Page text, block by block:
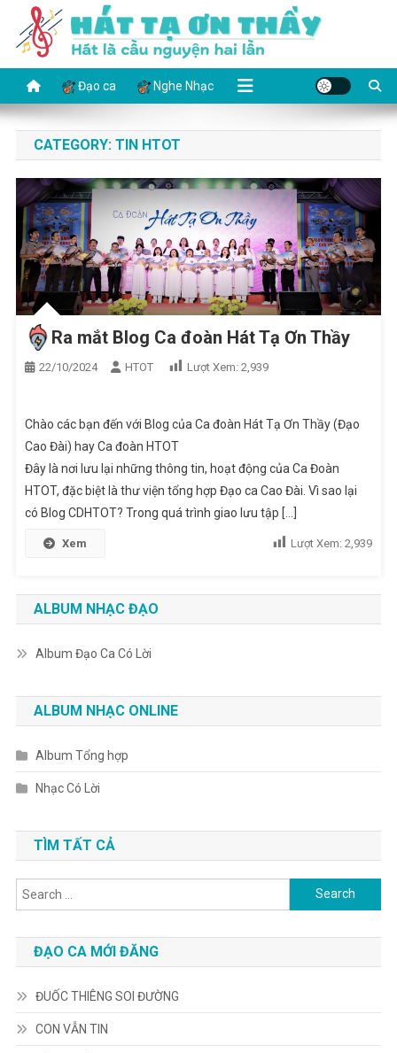
content
HÁT TẠ ƠN THẦY
Hát là cầu nguyện hai lần
Đạo ca
Nghe Nhạc
CATEGORY: TIN HTOT
Ra mắt Blog Ca đoàn Hát Tạ Ơn Thầy
22/10/2024 HTOT Lượt Xem: 2,939
Chào các bạn đến với Blog của Ca đoàn Hát Tạ Ơn Thầy (Đạo
Cao Đài) hay Ca đoàn HTOT
Đây là nơi lưu lại những thông tin, hoạt động của Ca Đoàn
HTOT, đặc biệt là thư viện tổng hợp Đạo ca Cao Đài. Vì sao lại
có Blog CDHTOT? Trong quá trình giao lưu tập [...]
Xem Lượt Xem: 2,939
ALBUM NHẠC ĐẠO
Album Đạo Ca Có Lời
ALBUM NHẠC ONLINE
Album Tổng hợp
Nhạc Có Lời
TÌM TẤT CẢ
Search
for:
ĐẠO CA MỚI ĐĂNG
ĐUỐC THIÊNG SOI ĐƯỜNG
CON VẪN TIN